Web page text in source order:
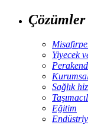
Çözümler
Yiyecek
Sağlık
Eğitim